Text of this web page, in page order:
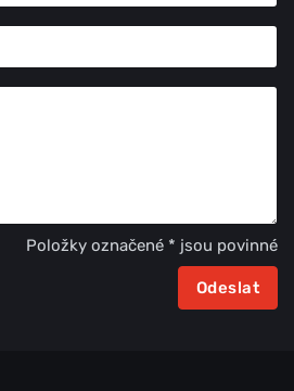
Položky označené * jsou povinné